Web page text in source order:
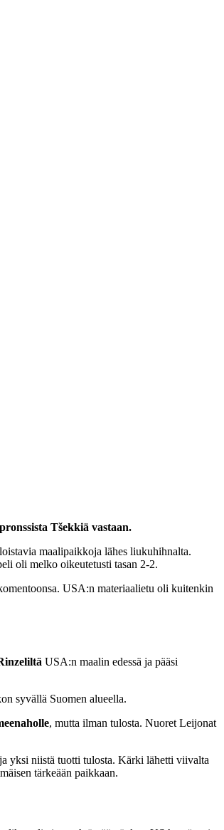
Tšekkiä vastaan.
maalipaikkoja lähes liukuhihnalta.
oli melko oikeutetusti tasan 2-2.
USA:n materiaalietu oli kuitenkin
USA:n maalin edessä ja pääsi
syvällä Suomen alueella.
, mutta ilman tulosta. Nuoret Leijonat
yksi niistä tuotti tulosta. Kärki lähetti viivalta
tärkeään paikkaan.